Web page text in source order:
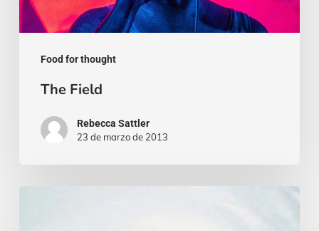
Food for thought
The Field
Rebecca Sattler
23 de marzo de 2013